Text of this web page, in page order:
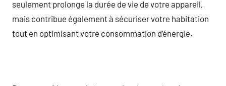
seulement prolonge la durée de vie de votre appareil,
mais contribue également à sécuriser votre habitation
tout en optimisant votre consommation d’énergie.